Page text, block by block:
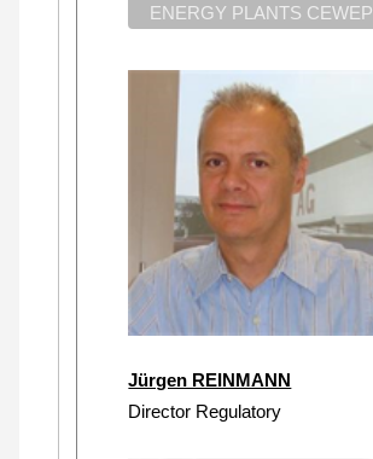
ENERGY PLANTS CEWEP
Jürgen REINMANN
Director Regulatory